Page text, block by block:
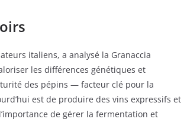
italiens, a analysé la Granaccia
les différences génétiques et
des pépins — facteur clé pour la
est de produire des vins expressifs et
de gérer la fermentation et